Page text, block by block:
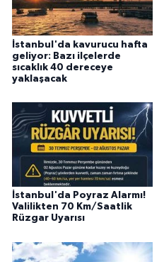
İstanbul'da kavurucu hafta
geliyor: Bazı ilçelerde
sıcaklık 40 dereceye
yaklaşacak
İstanbul'da Poyraz Alarmı!
Valilikten 70 Km/Saatlik
Rüzgar Uyarısı